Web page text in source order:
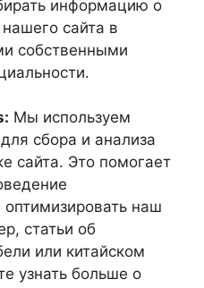
информацию о
сайта в
собственными
Мы используем
сбора и анализа
сайта. Это помогает
оптимизировать наш
статьи об
или китайском
узнать больше о